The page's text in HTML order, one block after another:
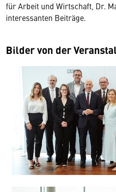
für Arbeit und Wirtschaft, Dr.
interessanten Beiträge.
Bilder von der